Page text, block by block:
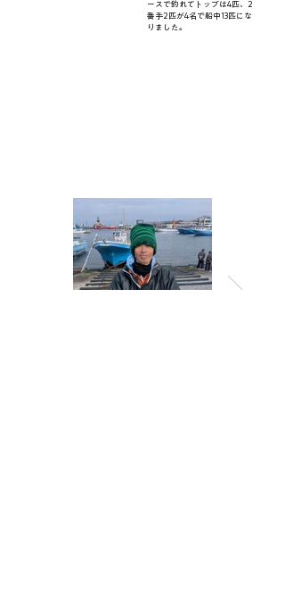
ースで釣れてトップは4匹、2
番手2匹が4名で船中13匹にな
りました。